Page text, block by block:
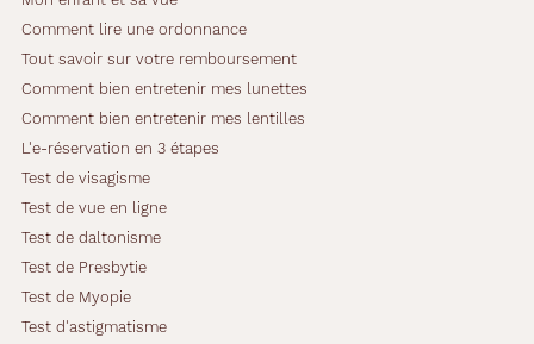
T
I
F
d
r
é
e
v
u
s
a
c
Comment lire une ordonnance
Tout savoir sur votre remboursement
Comment bien entretenir mes lunettes
Comment bien entretenir mes lentilles
L'e-réservation en 3 étapes
Test de visagisme
Test de vue en ligne
Test de daltonisme
Test de Presbytie
Test de Myopie
Test d'astigmatisme